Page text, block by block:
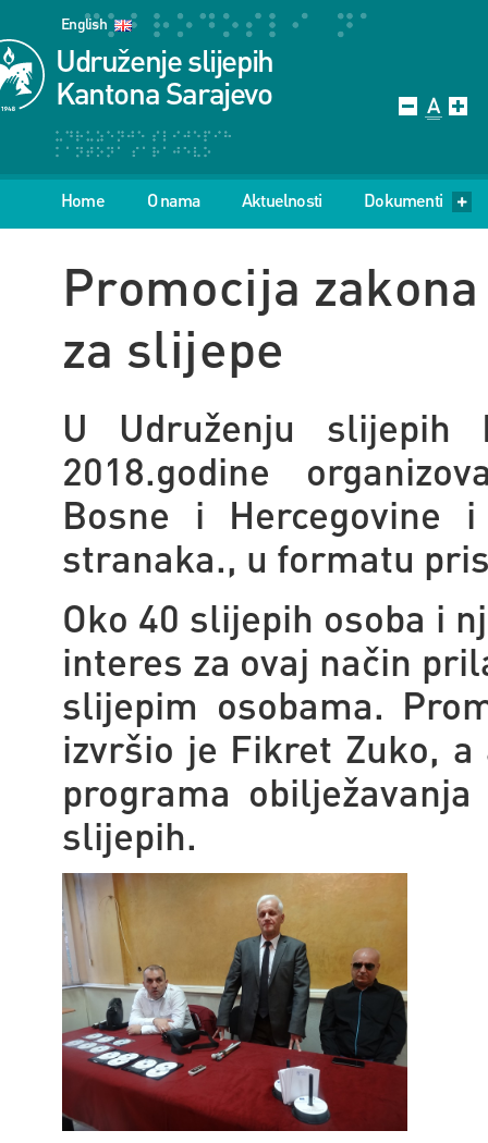
English
Udruženje slijepih
Kantona Sarajevo
Home O nama Aktuelnosti Dokumenti
Promocija
za slijepe
U Udruženju slijepih
2018.godine
Bosne i Hercegovine
stranaka., u formatu
Oko 40 slijepih osoba i
interes za ovaj način
slijepim osobama.
izvršio je Fikret Zuko,
programa
slijepih.